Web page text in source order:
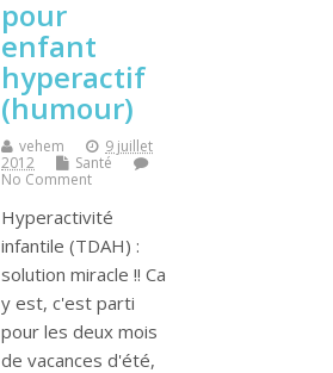
pour
enfant
hyperactif
(humour)
vehem
9 juillet
2012
Santé
No Comment
Hyperactivité
infantile (TDAH) :
solution miracle !! Ca
y est, c'est parti
pour les deux mois
de vacances d'été,